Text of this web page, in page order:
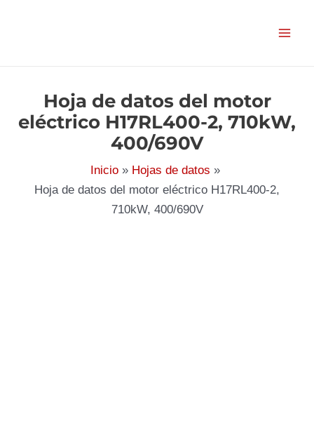
Hoja de datos del motor
eléctrico H17RL400-2, 710kW,
400/690V
Inicio
Hojas de datos
Hoja de datos del motor eléctrico H17RL400-2,
710kW, 400/690V